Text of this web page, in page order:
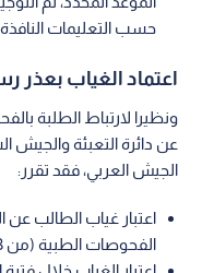
حسب التعليمات النافذة.
اعتماد الغياب بعذر
ونظيرا لارتباط الطلبة
عن دائرة التعبئة والجيش
الجيش العربي، فقد تقرر:
اعتبار غياب الطالب عن
الفحوصات الطبية (من 3 إلى 21 أيار 2026) غيابا بعذر.